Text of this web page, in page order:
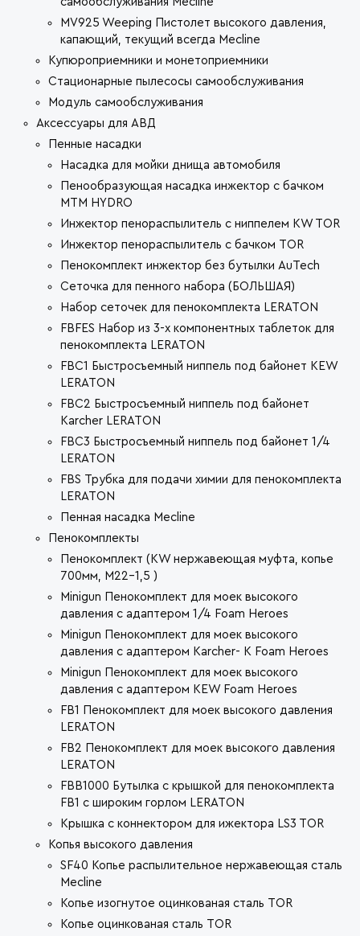
MV925 Weeping Пистолет высокого давления,
капающий, текущий всегда Mecline
Купюроприемники и монетоприемники
Стационарные пылесосы самообслуживания
Модуль самообслуживания
Аксессуары для АВД
Пенные насадки
Насадка для мойки днища автомобиля
Пенообразующая насадка инжектор с бачком
MTM HYDRO
Инжектор пенораспылитель с ниппелем KW TOR
Инжектор пенораспылитель с бачком TOR
Пенокомплект инжектор без бутылки AuTech
Сеточка для пенного набора (БОЛЬШАЯ)
Набор сеточек для пенокомплекта LERATON
FBFES Набор из 3-х компонентных таблеток для
пенокомплекта LERATON
FBC1 Быстросъемный ниппель под байонет KEW
LERATON
FBC2 Быстросъемный ниппель под байонет
Karcher LERATON
FBC3 Быстросъемный ниппель под байонет 1/4
LERATON
FBS Трубка для подачи химии для пенокомплекта
LERATON
Пенная насадка Mecline
Пенокомплекты
Пенокомплект (KW нержавеющая муфта, копье
700мм, M22-1,5 )
Minigun Пенокомплект для моек высокого
давления c адаптером 1/4 Foam Heroes
Minigun Пенокомплект для моек высокого
давления c адаптером Karcher- K Foam Heroes
Minigun Пенокомплект для моек высокого
давления c адаптером KEW Foam Heroes
FB1 Пенокомплект для моек высокого давления
LERATON
FB2 Пенокомплект для моек высокого давления
LERATON
FBB1000 Бутылка с крышкой для пенокомплекта
FB1 с широким горлом LERATON
Крышка с коннектором для ижектора LS3 TOR
Копья высокого давления
SF40 Копье распылительное нержавеющая сталь
Mecline
Копье изогнутое оцинкованая сталь TOR
Копье оцинкованая сталь TOR